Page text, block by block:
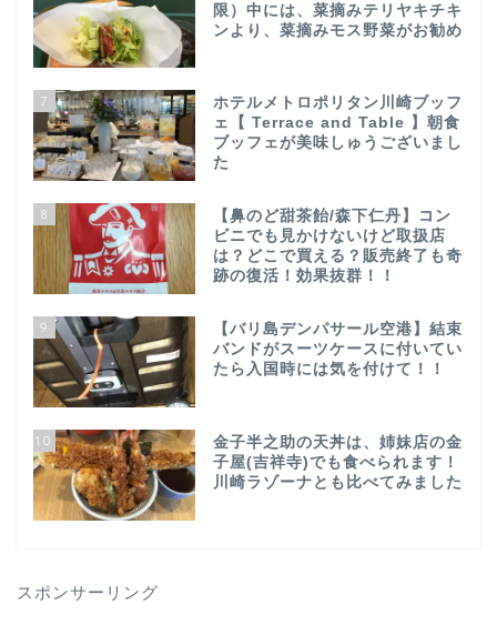
限）中には、菜摘みテリヤキチキ
ンより、菜摘みモス野菜がお勧め
7
ホテルメトロポリタン川崎ブッフ
ェ【 Terrace and Table 】朝食
ブッフェが美味しゅうございまし
た
8
【鼻のど甜茶飴/森下仁丹】コン
ビニでも見かけないけど取扱店
は？どこで買える？販売終了も奇
跡の復活！効果抜群！！
9
【バリ島デンパサール空港】結束
バンドがスーツケースに付いてい
たら入国時には気を付けて！！
10
金子半之助の天丼は、姉妹店の金
子屋(吉祥寺)でも食べられます！
川崎ラゾーナとも比べてみました
スポンサーリング